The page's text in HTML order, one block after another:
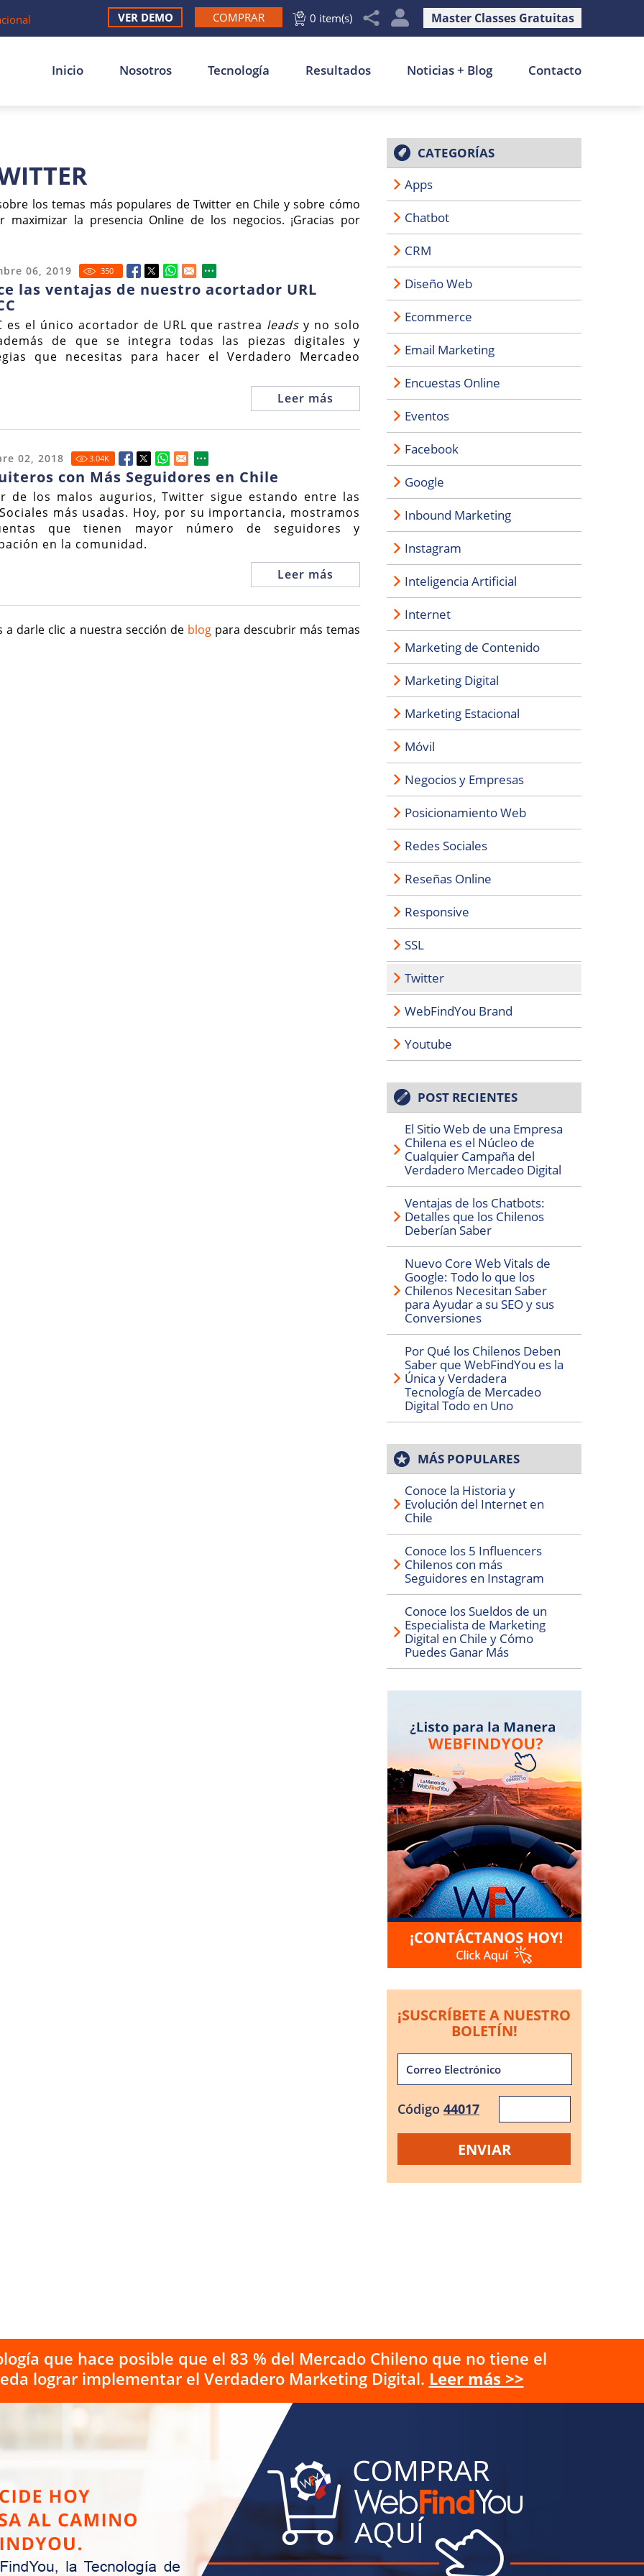
Master Classes Gratuitas
0 item(s)
COMPRAR
VER DEMO
Inicio Nosotros Tecnología Resultados Noticias + Blog Contacto
los temas más populares de Twitter en Chile y sobre cómo
la presencia Online de los negocios. ¡Gracias por
06, 2019 350
las ventajas de nuestro acortador URL
es el único acortador de URL que rastrea leads y no solo
de que se integra todas las piezas digitales y
que necesitas para hacer el Verdadero Mercadeo
Leer más
02, 2018 3.04K
con Más Seguidores en Chile
de los malos augurios, Twitter sigue estando entre las
más usadas. Hoy, por su importancia, mostramos
que tienen mayor número de seguidores y
en la comunidad.
Leer más
a darle clic a nuestra sección de blogpara descubrir más temas
CATEGORÍAS
Apps
Chatbot
CRM
Diseño Web
Ecommerce
Email Marketing
Encuestas Online
Eventos
Facebook
Google
Inbound Marketing
Instagram
Inteligencia Artificial
Internet
Marketing de Contenido
Marketing Digital
Marketing Estacional
Móvil
Negocios y Empresas
Posicionamiento Web
Redes Sociales
Reseñas Online
Responsive
SSL
Twitter
WebFindYou Brand
Youtube
POST RECIENTES
El Sitio Web de una Empresa
Chilena es el Núcleo de
Cualquier Campaña del
Verdadero Mercadeo Digital
Ventajas de los Chatbots:
Detalles que los Chilenos
Deberían Saber
Nuevo Core Web Vitals de
Google: Todo lo que los
Chilenos Necesitan Saber
para Ayudar a su SEO y sus
Conversiones
Por Qué los Chilenos Deben
Saber que WebFindYou es la
Única y Verdadera
Tecnología de Mercadeo
Digital Todo en Uno
MÁS POPULARES
Conoce la Historia y
Evolución del Internet en
Chile
Conoce los 5 Influencers
Chilenos con más
Seguidores en Instagram
Conoce los Sueldos de un
Especialista de Marketing
Digital en Chile y Cómo
Puedes Ganar Más
¡SUSCRÍBETE A NUESTRO
BOLETÍN!
Código 44017
que hace posible que el 83 % del Mercado Chileno que no tiene el
lograr implementar el Verdadero Marketing Digital. Leer más >>